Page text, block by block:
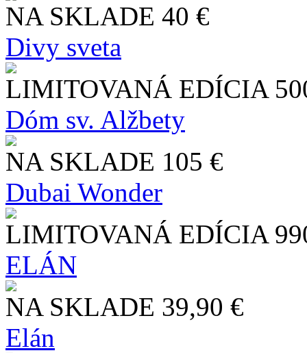
NA SKLADE 40 €
Divy sveta
LIMITOVANÁ EDÍCIA
Dóm sv. Alžbety
NA SKLADE 105 €
Dubai Wonder
LIMITOVANÁ EDÍCIA
ELÁN
NA SKLADE 39,90 €
Elán